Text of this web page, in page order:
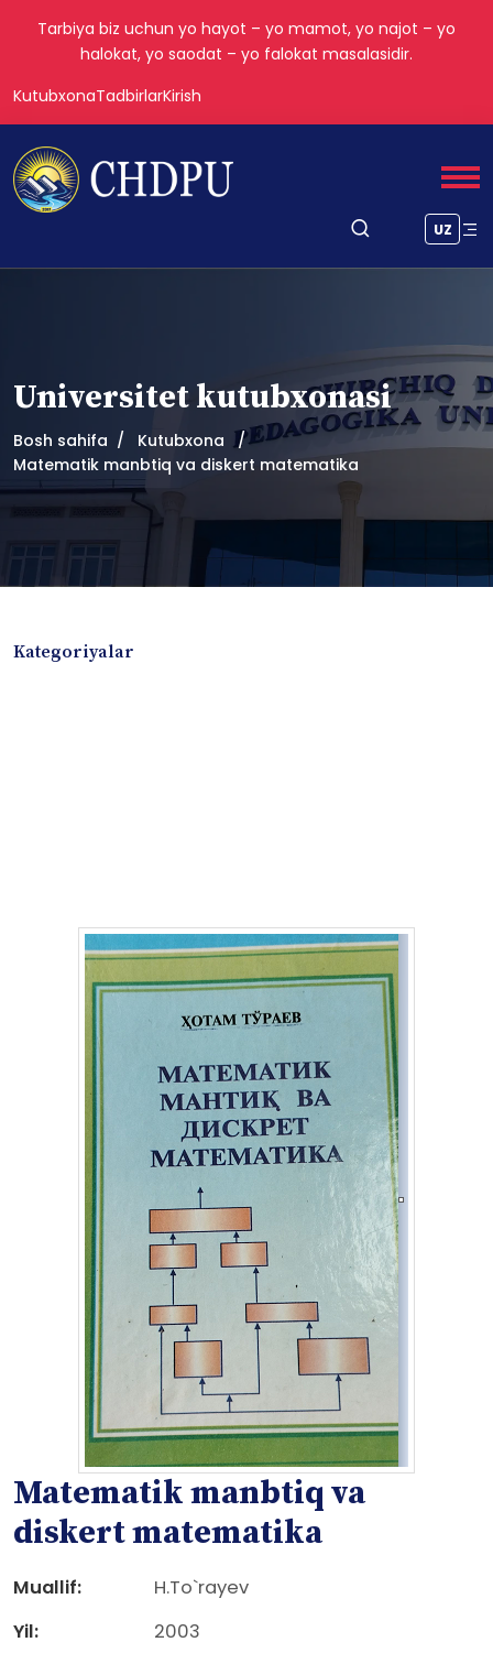
Tarbiya biz uchun yo hayot – yo mamot, yo najot – yo
halokat, yo saodat – yo falokat masalasidir.
KutubxonaTadbirlarKirish
UZ
Universitet kutubxonasi
Bosh sahifa
Kutubxona
Matematik manbtiq va diskert matematika
Kategoriyalar
Matematik manbtiq va
diskert matematika
Muallif:
H.To`rayev
Yil:
2003